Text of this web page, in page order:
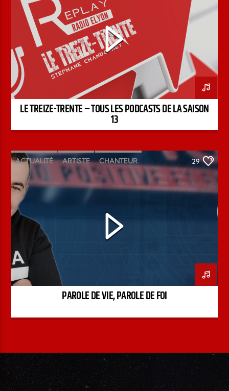
LE TREIZE-TRENTE – TOUS LES PODCASTS DE LA SAISON
13
ACTUALITÉ ARTISTE CHANTEUR
ÉMISSION INTERVIEW KENZO DAVID
PAROLE DE FOI PAROLE DE VIE
PODCAST
29
PAROLE DE VIE, PAROLE DE FOI